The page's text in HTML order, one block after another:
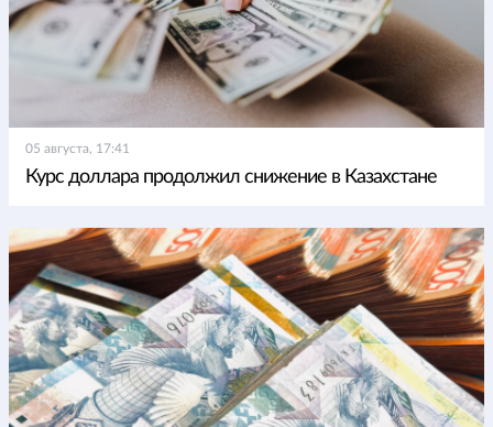
05 августа, 17:41
Курс доллара продолжил снижение в Казахстане